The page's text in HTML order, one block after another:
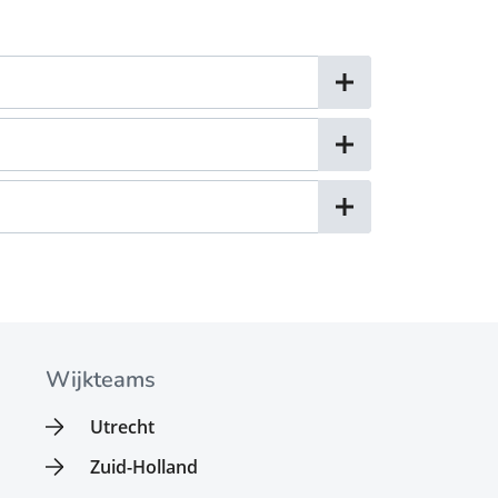
Wijkteams
Utrecht
Zuid-Holland